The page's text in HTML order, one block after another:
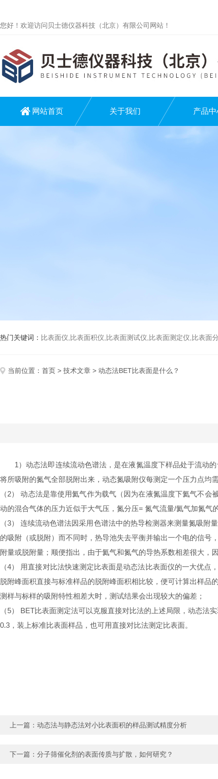
您好！欢迎访问贝士德仪器科技（北京）有限公司网站！
网站首页 关于我们 产品中
热门关键词： 比表面仪,比表面积仪,比表面测试仪,比表面测定仪,比表面分析仪,比表
当前位置： 首页 > 技术文章 > 动态法BET比表面是什么？
1）动态法即连续流动色谱法，是在液氮温度下样品处于流动
将所吸附的氮气全部脱附出来，动态氮吸附仪每测定一个压力点均
（2） 动态法是靠使用氦气作为载气（因为在液氮温度下氦气不
动的混合气体的压力近似于大气压，氮分压= 氮气流量/氦气加氮
（3） 连续流动色谱法因采用色谱法中的热导检测器来测量氮吸
的吸附（或脱附）而不同时，热导池失去平衡并输出一个电的信
附量或脱附量；顺便指出，由于氦气和氮气的导热系数相差很大
（4） 用直接对比法快速测定比表面是动态法比表面仪的一大优
脱附峰面积直接与标准样品的脱附峰面积相比较，便可计算出样
测样与标样的吸附特性相差大时，测试结果会出现较大的偏差；
（5） BET比表面测定法可以克服直接对比法的上述局限，动态
0.3，装上标准比表面样品，也可用直接对比法测定比表面。
上一篇： 动态法与静态法对小比表面积的样品测试精度分析
下一篇： 分子筛催化剂的表面传质与扩散，如何研究？